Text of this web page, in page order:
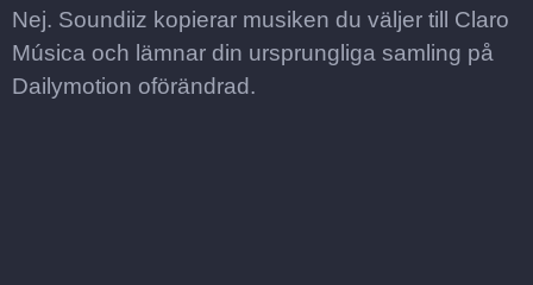
Nej. Soundiiz kopierar musiken du väljer till Claro
Música och lämnar din ursprungliga samling på
Dailymotion oförändrad.